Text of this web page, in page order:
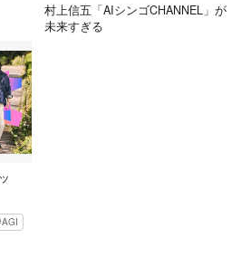
村上信五「AIシンゴCHANNEL」が
未来すぎる
AGI